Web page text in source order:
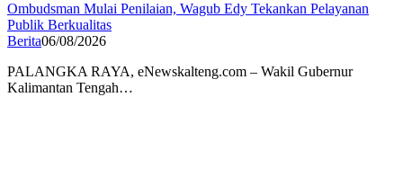
Ombudsman Mulai Penilaian, Wagub Edy Tekankan Pelayanan
Publik Berkualitas
Berita06/08/2026
PALANGKA RAYA, eNewskalteng.com – Wakil Gubernur
Kalimantan Tengah…